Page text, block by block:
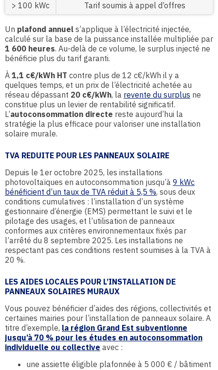
> 100 kWc
Tarif soumis à appel d’offres
Un plafond annuel s’applique à l’électricité injectée,
calculé sur la base de la puissance installée multipliée par
1 600 heures. Au-delà de ce volume, le surplus injecté ne
bénéficie plus du tarif garanti.
À 1,1 c€/kWh HT contre plus de 12 c€/kWh il y a
quelques temps, et un prix de l’électricité achetée au
réseau dépassant 20 c€/kWh, la revente du surplus ne
constitue plus un levier de rentabilité significatif.
L’autoconsommation directe reste aujourd’hui la
stratégie la plus efficace pour valoriser une installation
solaire murale.
TVA REDUITE POUR LES PANNEAUX SOLAIRE
Depuis le 1er octobre 2025, les installations
photovoltaïques en autoconsommation jusqu’à 9 kWc
bénéficient d’un taux de TVA réduit à 5,5 %, sous deux
conditions cumulatives : l’installation d’un système
gestionnaire d’énergie (EMS) permettant le suivi et le
pilotage des usages, et l’utilisation de panneaux
conformes aux critères environnementaux fixés par
l’arrêté du 8 septembre 2025. Les installations ne
respectant pas ces conditions restent soumises à la TVA à
20 %.
LES AIDES LOCALES POUR L’INSTALLATION DE
PANNEAUX SOLAIRES MURAUX
Vous pouvez bénéficier d’aides des régions, collectivités et
certaines mairies pour l’installation de panneaux solaire. A
titre d’exemple, la région Grand Est subventionne
jusqu’à 70 % pour les études en autoconsommation
individuelle ou collective avec :
une assiette éligible plafonnée à 5 000 € / bâtiment